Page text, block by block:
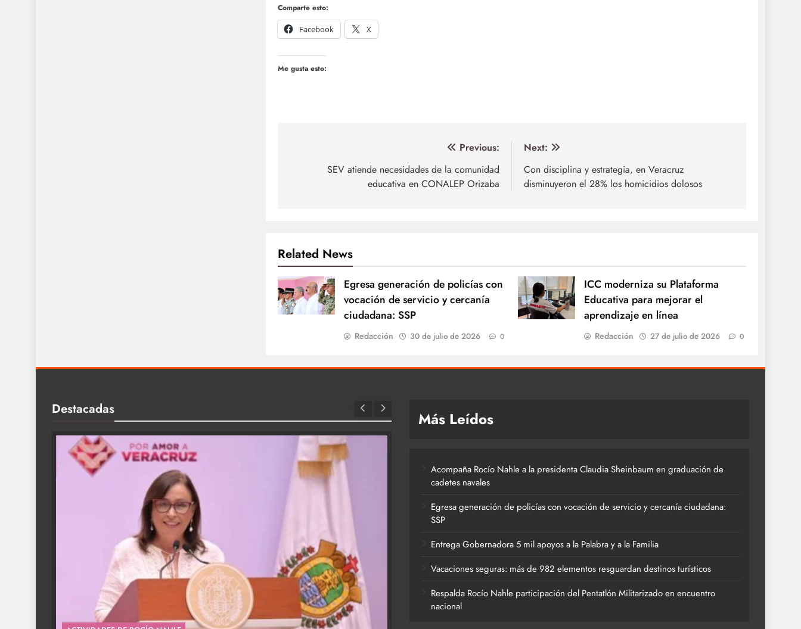
Comparte esto:
Facebook
X
Me gusta esto:
Previous:
SEV atiende necesidades de la comunidad
educativa en CONALEP Orizaba
Next:
Con disciplina y estrategia, en Veracruz
disminuyeron el 28% los homicidios dolosos
Related News
Egresa generación de policías con
vocación de servicio y cercanía
ciudadana: SSP
Redacción 30 de julio de 2026 0
ICC moderniza su Plataforma
Educativa para mejorar el
aprendizaje en línea
Redacción 27 de julio de 2026 0
Destacadas Más Leídos
Acompaña Rocío Nahle a la presidenta Claudia Sheinbaum en graduación de
cadetes navales
Egresa generación de policías con vocación de servicio y cercanía ciudadana:
SSP
Entrega Gobernadora 5 mil apoyos a la Palabra y a la Familia
Vacaciones seguras: más de 982 elementos resguardan destinos turísticos
Respalda Rocío Nahle participación del Pentatlón Militarizado en encuentro
nacional